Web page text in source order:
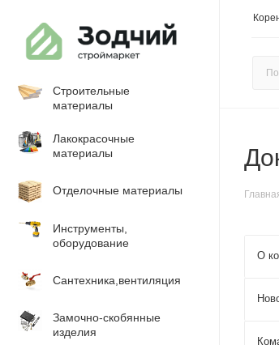
Строительные
материалы
Лакокрасочные
материалы
Отделочные материалы
Инструменты,
оборудование
Сантехника,вентиляция
Замочно-скобянные
изделия
О